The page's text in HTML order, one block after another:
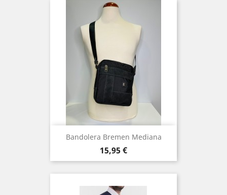
Bandolera Bremen Mediana
Precio
15,95 €